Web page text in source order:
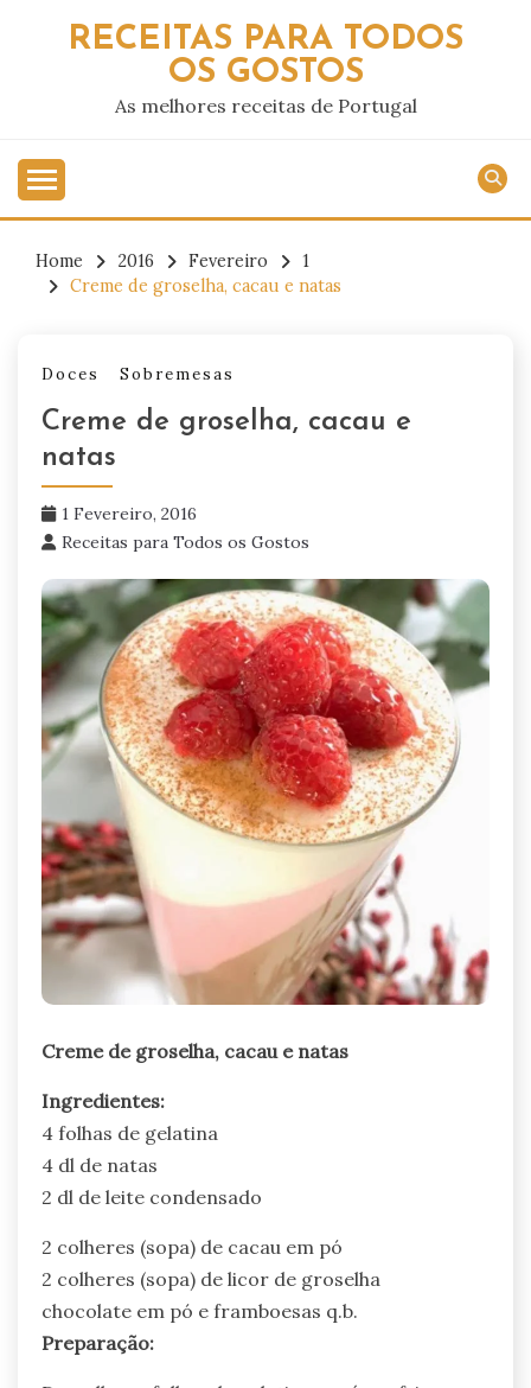
RECEITAS PARA TODOS
OS GOSTOS
As melhores receitas de Portugal
Home 2016 Fevereiro
1
Creme de groselha, cacau e natas
Doces Sobremesas
Creme de groselha, cacau e
natas
1 Fevereiro, 2016
Receitas para Todos os Gostos
Creme de groselha, cacau e natas
Ingredientes:
4 folhas de gelatina
4 dl de natas
2 dl de leite condensado
2 colheres (sopa) de cacau em pó
2 colheres (sopa) de licor de groselha
chocolate em pó e framboesas q.b.
Preparação: